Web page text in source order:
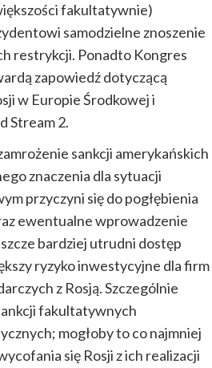
fakultatywnie)
samodzielne znoszenie
restrykcji. Ponadto Kongres
zapowiedź dotyczącą
w Europie Środkowej i
Stream 2.
sankcji amerykańskich
znaczenia dla sytuacji
przyczyni się do pogłębienia
ewentualne wprowadzenie
bardziej utrudni dostęp
ryzyko inwestycyjne dla firm
z Rosją. Szczególnie
fakultatywnych
mogłoby to co najmniej
się Rosji z ich realizacji